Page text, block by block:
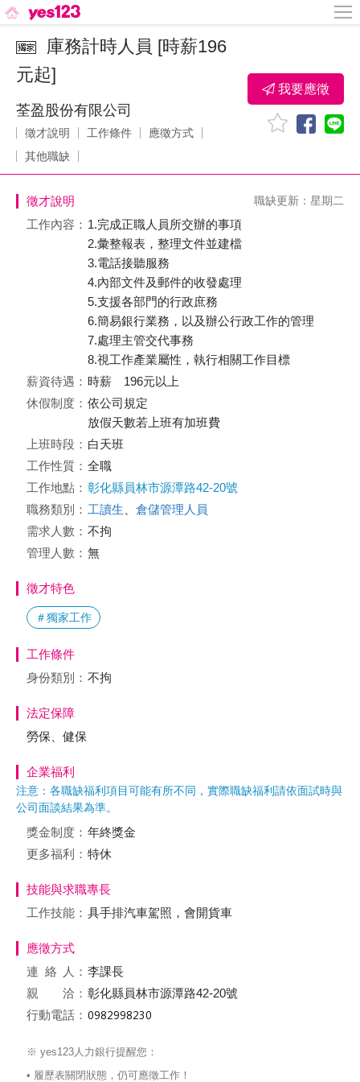
庫務計時人員 [時薪196
元起]
荃盈股份有限公司
徵才說明 工作條件
應徵方式
其他職缺
我要應徵
徵才說明 職缺更新：星期二
工作內容： 1.完成正職人員所交辦的事項
2.彙整報表，整理文件並建檔
3.電話接聽服務
4.內部文件及郵件的收發處理
5.支援各部門的行政庶務
6.簡易銀行業務，以及辦公行政工作的管理
7.處理主管交代事務
8.視工作產業屬性，執行相關工作目標
薪資待遇： 時薪 196元以上
休假制度： 依公司規定
放假天數若上班有加班費
上班時段： 白天班
工作性質： 全職
工作地點： 彰化縣員林市源潭路42-20號
職務類別： 工讀生
倉儲管理人員
需求人數： 不拘
管理人數： 無
徵才特色
＃獨家工作
工作條件
身份類別： 不拘
法定保障
勞保、健保
企業福利
注意：各職缺福利項目可能有所不同，實際職缺福利請依面試時與
公司面談結果為準。
獎金制度： 年終獎金
更多福利： 特休
技能與求職專長
工作技能： 具手排汽車駕照，會開貨車
應徵方式
連絡
人： 李課長
親 洽： 彰化縣員林市源潭路42-20號
行動電話：
※ yes123人力銀行提醒您：
• 履歷表關閉狀態，仍可應徵工作！